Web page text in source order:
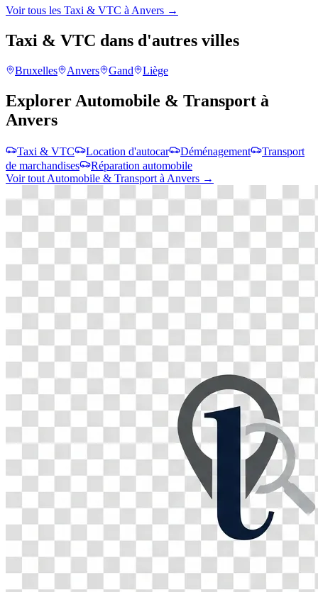
Voir tous les Taxi & VTC à Anvers →
Taxi & VTC dans d'autres villes
Bruxelles Anvers Gand Liège
Explorer Automobile & Transport à
Anvers
Taxi & VTC Location d'autocar Déménagement
Transport
de marchandises
Réparation automobile
Voir tout Automobile & Transport à Anvers →